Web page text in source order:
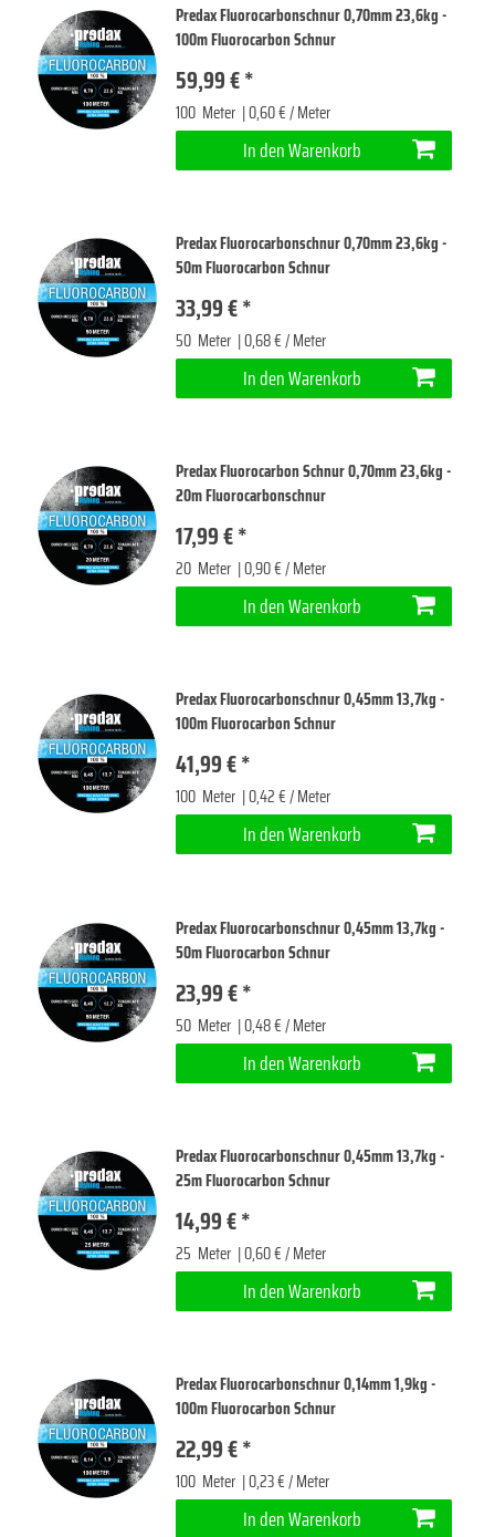
Predax Fluorocarbonschnur 0,70mm 23,6kg -
100m Fluorocarbon Schnur
59,99 € *
100 Meter | 0,60 € / Meter
In den Warenkorb
Predax Fluorocarbonschnur 0,70mm 23,6kg -
50m Fluorocarbon Schnur
33,99 € *
50 Meter | 0,68 € / Meter
In den Warenkorb
Predax Fluorocarbon Schnur 0,70mm 23,6kg -
20m Fluorocarbonschnur
17,99 € *
20 Meter | 0,90 € / Meter
In den Warenkorb
Predax Fluorocarbonschnur 0,45mm 13,7kg -
100m Fluorocarbon Schnur
41,99 € *
100 Meter | 0,42 € / Meter
In den Warenkorb
Predax Fluorocarbonschnur 0,45mm 13,7kg -
50m Fluorocarbon Schnur
23,99 € *
50 Meter | 0,48 € / Meter
In den Warenkorb
Predax Fluorocarbonschnur 0,45mm 13,7kg -
25m Fluorocarbon Schnur
14,99 € *
25 Meter | 0,60 € / Meter
In den Warenkorb
Predax Fluorocarbonschnur 0,14mm 1,9kg -
100m Fluorocarbon Schnur
22,99 € *
100 Meter | 0,23 € / Meter
In den Warenkorb